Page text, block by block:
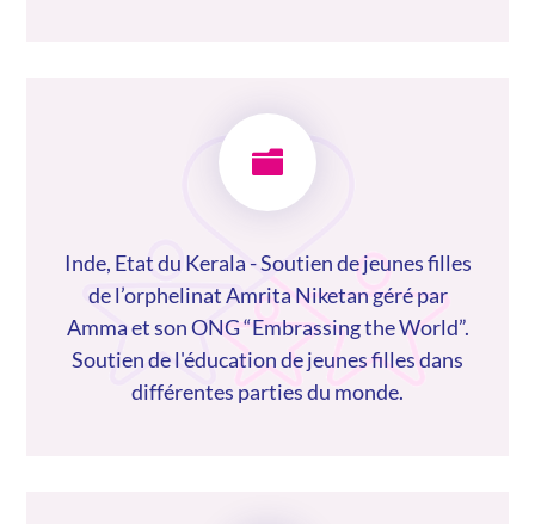

Inde, Etat du Kerala - Soutien de jeunes filles
de l’orphelinat Amrita Niketan géré par
Amma et son ONG “Embrassing the World”.
Soutien de l'éducation de jeunes filles dans
différentes parties du monde.